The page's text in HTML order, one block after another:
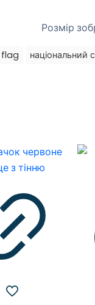
Розмір
національний